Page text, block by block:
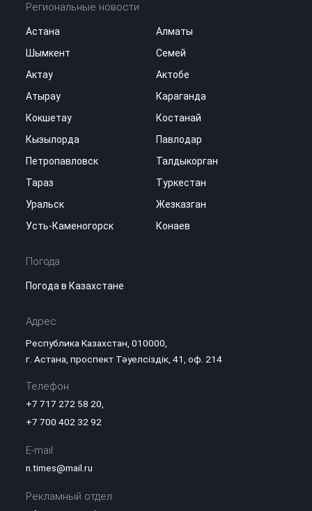
Региональные новости
Астана
Алматы
Шымкент
Семей
Актау
Актобе
Атырау
Караганда
Кокшетау
Костанай
Кызылорда
Павлодар
Петропавловск
Талдыкорган
Тараз
Туркестан
Уральск
Жезказган
Усть-Каменогорск
Конаев
Погода
Погода в Казахстане
Адрес:
Республика Казахстан, 010000,
г. Астана, проспект Тәуелсіздік, 41, оф. 214
Телефон:
+7 717 272 58 20,
+7 700 402 32 92
E-mail:
n.times@mail.ru
Рекламный отдел: